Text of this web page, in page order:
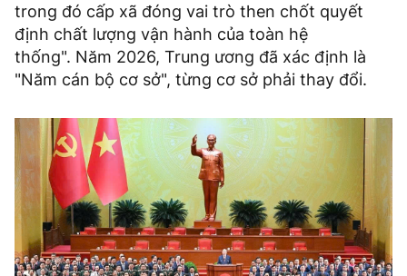
trong đó cấp xã đóng vai trò then chốt quyết
định chất lượng vận hành của toàn hệ
thống". Năm 2026, Trung ương đã xác định là
"Năm cán bộ cơ sở", từng cơ sở phải thay đổi.